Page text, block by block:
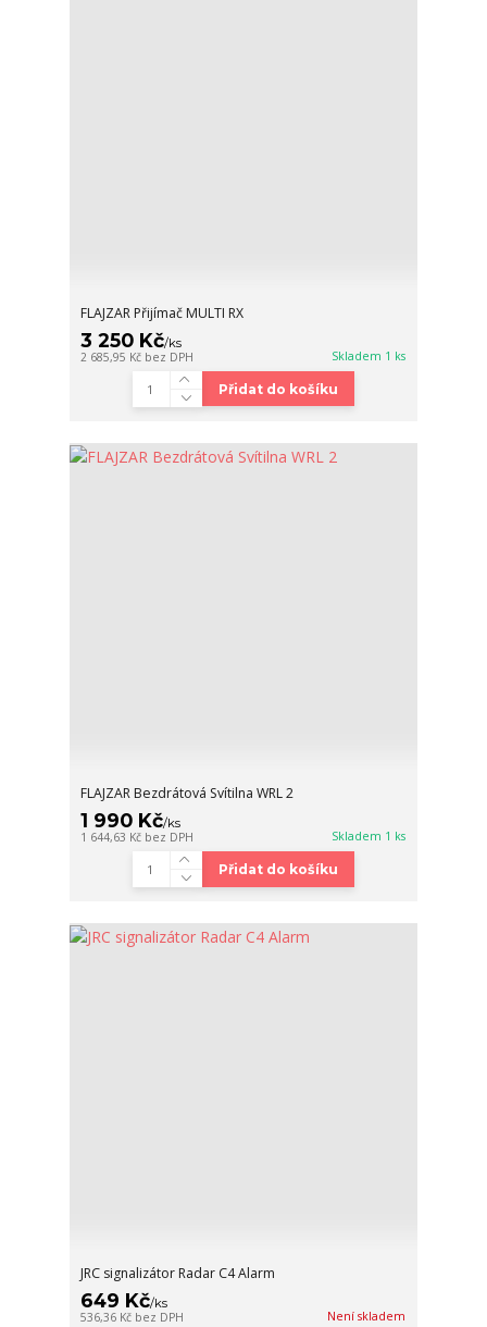
FLAJZAR Přijímač MULTI RX
3 250 Kč/ks
2 685,95 Kč bez DPH Skladem 1 ks
Přidat do košíku
FLAJZAR Bezdrátová Svítilna WRL 2
1 990 Kč/ks
1 644,63 Kč bez DPH Skladem 1 ks
Přidat do košíku
JRC signalizátor Radar C4 Alarm
649 Kč/ks
536,36 Kč bez DPH Není skladem